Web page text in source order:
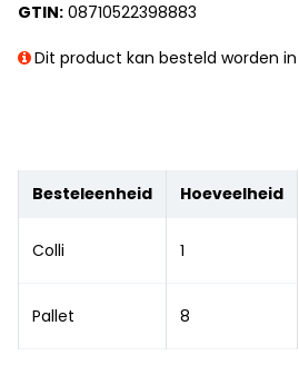
GTIN: 08710522398883
Dit product kan besteld worden in
Besteleenheid Hoeveelheid
Colli 1
Pallet 8